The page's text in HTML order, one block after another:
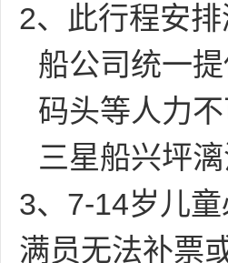
2、此行程安
船公司统一
码头等人力
三星船兴坪
3、7-14岁儿
满员无法补票